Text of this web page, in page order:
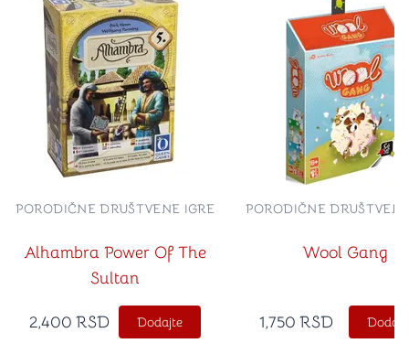
Alhambra Power Of The
Sultan
PORODIČNE DRUŠTVENE IGRE
2,400 RSD Dodajte
Wool Gang
PORODIČNE
1,750 RSD